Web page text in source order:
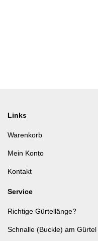
Links
Warenkorb
Mein Konto
Kontakt
Service
Richtige Gürtellänge?
Schnalle (Buckle) am